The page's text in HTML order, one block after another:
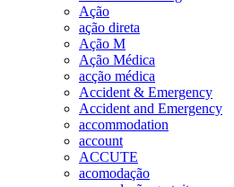
Ação
ação direta
Ação M
Ação Médica
acção médica
Accident & Emergency
Accident and Emergency
accommodation
account
ACCUTE
acomodação